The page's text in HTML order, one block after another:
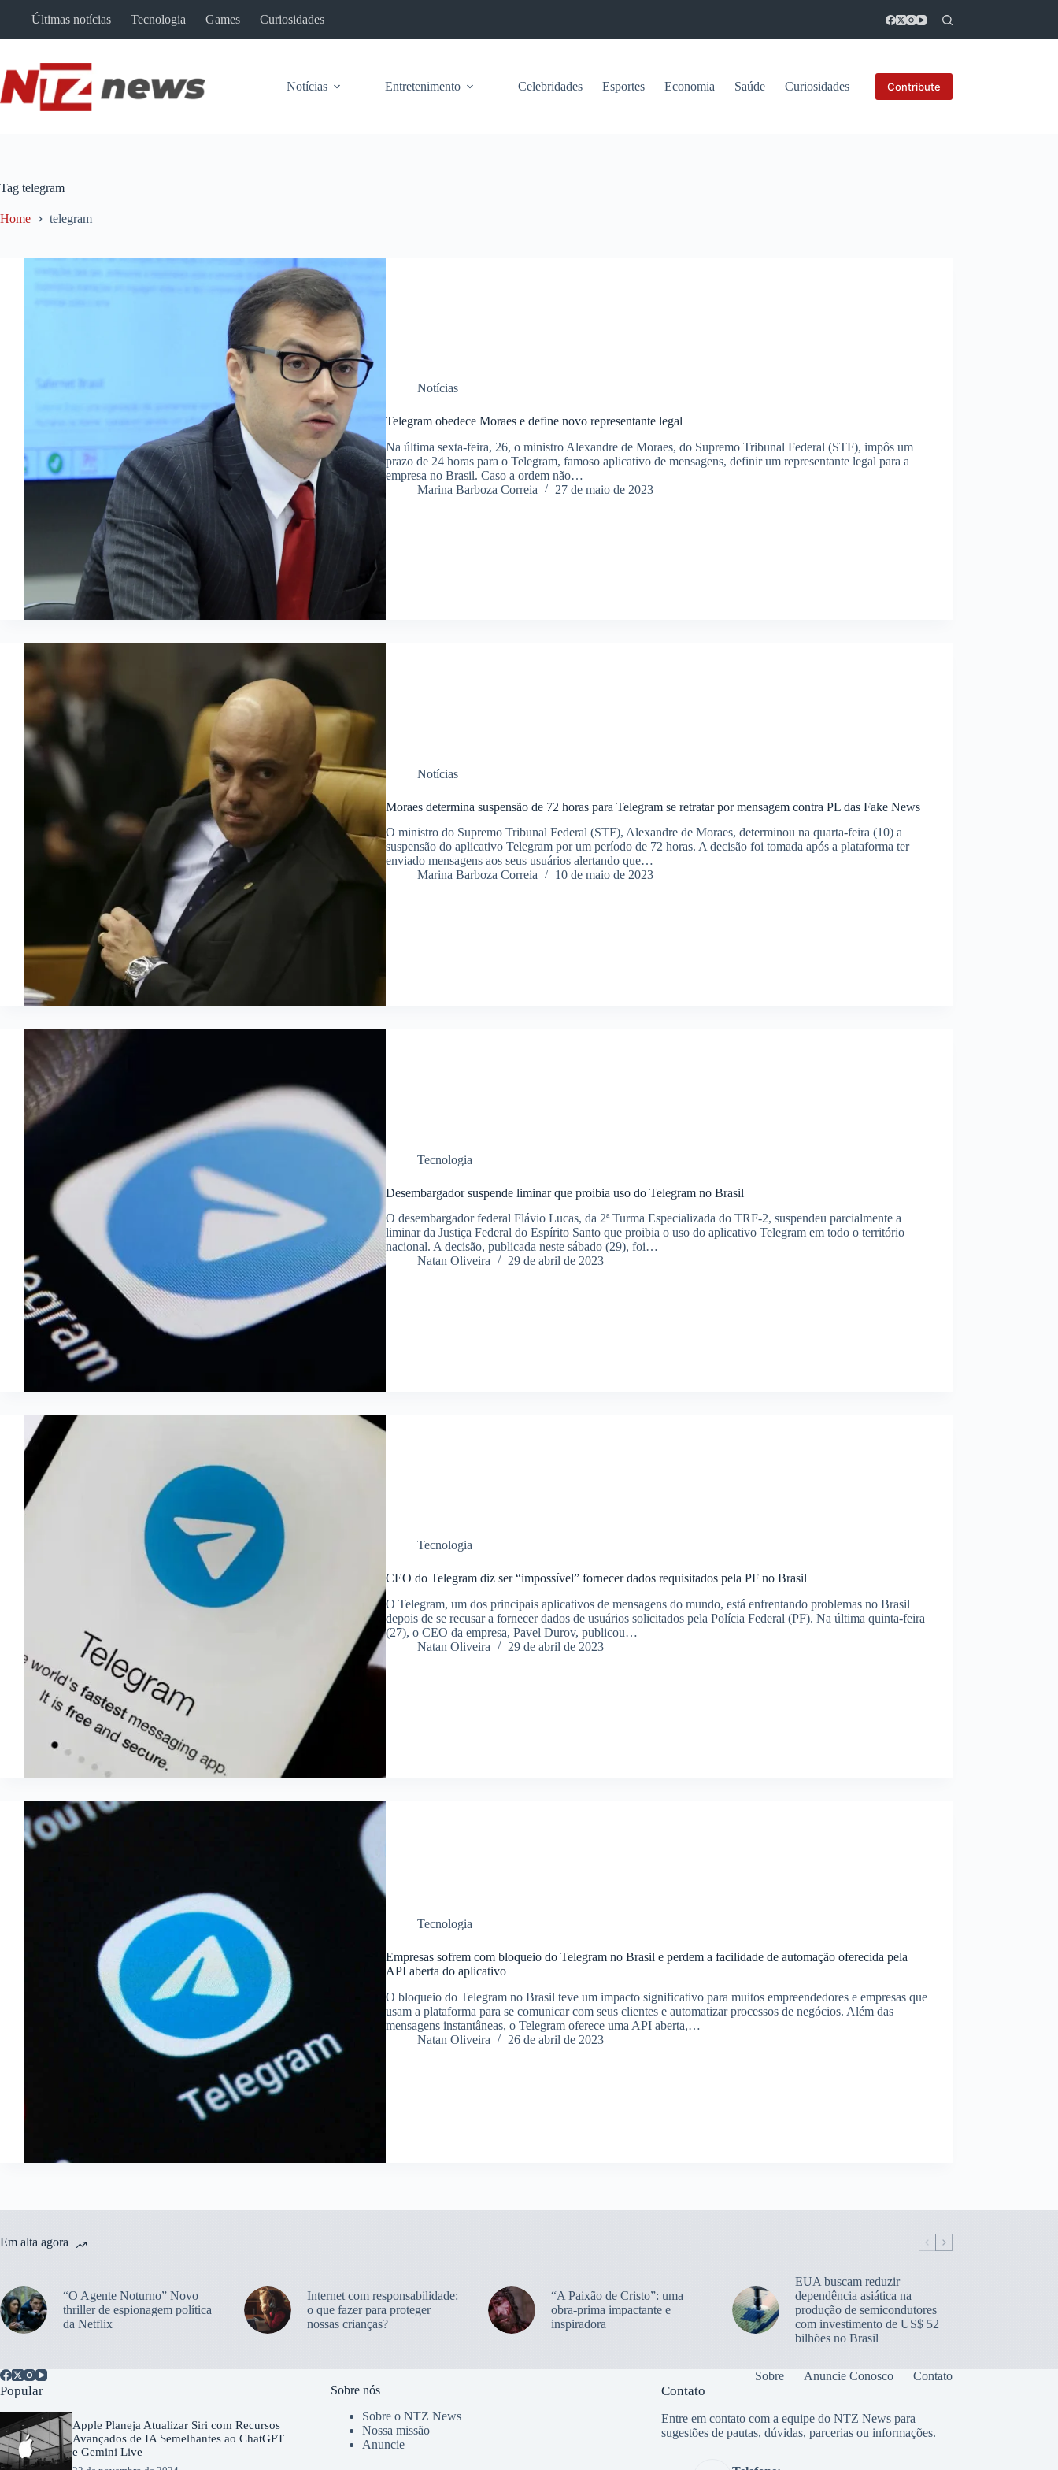
Últimas notícias Tecnologia Games Curiosidades
Notícias Entretenimento Celebridades Esportes Economia Saúde Curiosidades Contribute
Tag telegram
Home telegram
Notícias
Telegram obedece Moraes e define novo representante legal
Na última sexta-feira, 26, o ministro Alexandre de Moraes, do Supremo Tribunal Federal (STF), impôs um
prazo de 24 horas para o Telegram, famoso aplicativo de mensagens, definir um representante legal para a
empresa no Brasil. Caso a ordem não…
Marina Barboza Correia
27 de maio de 2023
Notícias
Moraes determina suspensão de 72 horas para Telegram se retratar por mensagem contra PL das Fake News
O ministro do Supremo Tribunal Federal (STF), Alexandre de Moraes, determinou na quarta-feira (10) a
suspensão do aplicativo Telegram por um período de 72 horas. A decisão foi tomada após a plataforma ter
enviado mensagens aos seus usuários alertando que…
Marina Barboza Correia
10 de maio de 2023
Tecnologia
Desembargador suspende liminar que proibia uso do Telegram no Brasil
O desembargador federal Flávio Lucas, da 2ª Turma Especializada do TRF-2, suspendeu parcialmente a
liminar da Justiça Federal do Espírito Santo que proibia o uso do aplicativo Telegram em todo o território
nacional. A decisão, publicada neste sábado (29), foi…
Natan Oliveira
29 de abril de 2023
Tecnologia
CEO do Telegram diz ser “impossível” fornecer dados requisitados pela PF no Brasil
O Telegram, um dos principais aplicativos de mensagens do mundo, está enfrentando problemas no Brasil
depois de se recusar a fornecer dados de usuários solicitados pela Polícia Federal (PF). Na última quinta-feira
(27), o CEO da empresa, Pavel Durov, publicou…
Natan Oliveira
29 de abril de 2023
Tecnologia
Empresas sofrem com bloqueio do Telegram no Brasil e perdem a facilidade de automação oferecida pela
API aberta do aplicativo
O bloqueio do Telegram no Brasil teve um impacto significativo para muitos empreendedores e empresas que
usam a plataforma para se comunicar com seus clientes e automatizar processos de negócios. Além das
mensagens instantâneas, o Telegram oferece uma API aberta,…
Natan Oliveira
26 de abril de 2023
Em alta agora
“O Agente Noturno” Novo
thriller de espionagem política
da Netflix
Internet com responsabilidade:
o que fazer para proteger
nossas crianças?
“A Paixão de Cristo”: uma
obra-prima impactante e
inspiradora
EUA buscam reduzir
dependência asiática na
produção de semicondutores
com investimento de US$ 52
bilhões no Brasil
Sobre Anuncie Conosco Contato
Popular
Apple Planeja Atualizar Siri com Recursos
Avançados de IA Semelhantes ao ChatGPT
e Gemini Live
Sobre nós
Sobre o NTZ News
Nossa missão
Anuncie
Contato
Entre em contato com a equipe do NTZ News para
sugestões de pautas, dúvidas, parcerias ou informações.